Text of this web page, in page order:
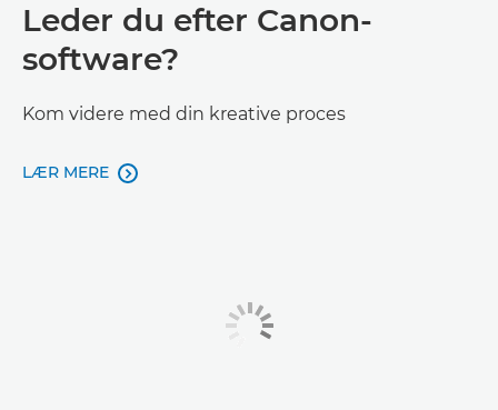
Leder du efter Canon-
software?
Kom videre med din kreative proces
LÆR MERE 